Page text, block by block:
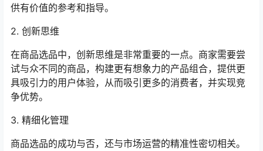
供有价值的参考和指导。
2. 创新思维
在商品选品中，创新思维是非常重要的一点。商家需要尝
试与众不同的商品，构建更有想象力的产品组合，提供更
具吸引力的用户体验，从而吸引更多的消费者，并实现竞
争优势。
3. 精细化管理
商品选品的成功与否，还与市场运营的精准性密切相关。